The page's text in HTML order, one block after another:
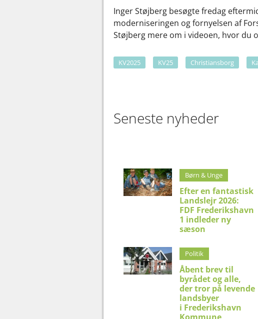
Inger Støjberg besøgte fredag
moderniseringen og fornyelsen af
Støjberg mere om i videoen, hvor du
KV2025 KV25 Christiansborg
Seneste nyheder
Børn & Unge
Efter en fantastisk
Landslejr 2026:
FDF Frederikshavn
1 indleder ny
sæson
Politik
Åbent brev til
byrådet og alle,
der tror på levende
landsbyer
i Frederikshavn